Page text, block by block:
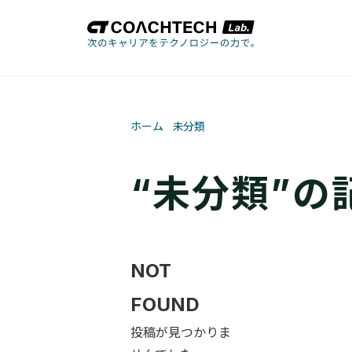
ホーム 未分類
“未分類”の
NOT
FOUND
投稿が見つかりま